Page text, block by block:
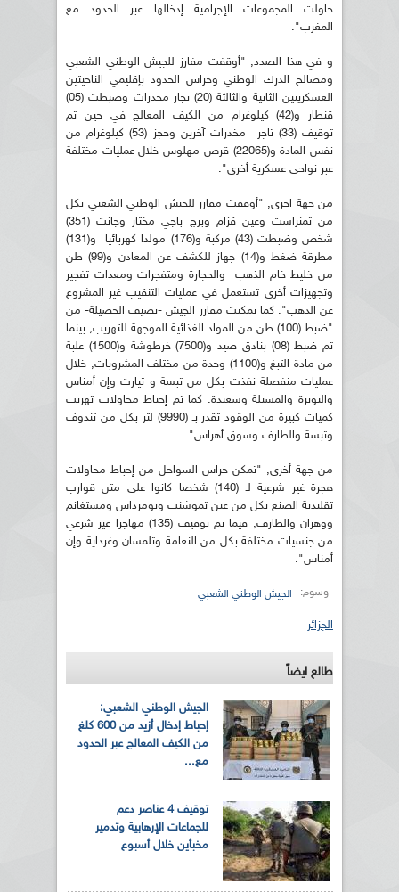
حاولت المجموعات الإجرامية إدخالها عبر الحدود مع
المغرب".
و في هذا الصدد, "أوقفت مفارز للجيش الوطني الشعبي
ومصالح الدرك الوطني وحراس الحدود بإقليمي الناحيتين
العسكريتين الثانية والثالثة (20) تجار مخدرات وضبطت (05)
قنطار و(42) كيلوغرام من الكيف المعالج في حين تم
توقيف (33) تاجر مخدرات آخرين وحجز (53) كيلوغرام من
نفس المادة و(22065) قرص مهلوس خلال عمليات مختلفة
عبر نواحي عسكرية أخرى".
من جهة اخرى, "أوقفت مفارز للجيش الوطني الشعبي بكل
من تمنراست وعين قزام وبرج باجي مختار وجانت (351)
شخص وضبطت (43) مركبة و(176) مولدا كهربائيا و(131)
مطرقة ضغط و(14) جهاز للكشف عن المعادن و(99) طن
من خليط خام الذهب والحجارة ومتفجرات ومعدات تفجير
وتجهيزات أخرى تستعمل في عمليات التنقيب غير المشروع
عن الذهب". كما تمكنت مفارز الجيش -تضيف الحصيلة- من
"ضبط (100) طن من المواد الغذائية الموجهة للتهريب, بينما
تم ضبط (08) بنادق صيد و(7500) خرطوشة و(1500) علبة
من مادة التبغ و(1100) وحدة من مختلف المشروبات, خلال
عمليات منفصلة نفذت بكل من تبسة و تيارت وإن أمناس
والبويرة والمسيلة وسعيدة. كما تم إحباط محاولات تهريب
كميات كبيرة من الوقود تقدر بـ (9990) لتر بكل من تندوف
وتبسة والطارف وسوق أهراس".
من جهة أخرى, "تمكن حراس السواحل من إحباط محاولات
هجرة غير شرعية لـ (140) شخصا كانوا على متن قوارب
تقليدية الصنع بكل من عين تموشنت وبومرداس ومستغانم
ووهران والطارف, فيما تم توقيف (135) مهاجرا غير شرعي
من جنسيات مختلفة بكل من النعامة وتلمسان وغرداية وإن
أمناس".
وسوم: الجيش الوطني الشعبي
الجزائر
طالع ايضاً
الجيش الوطني الشعبي:
إحباط إدخال أزيد من 600 كلغ
من الكيف المعالج عبر الحدود
مع...
توقيف 4 عناصر دعم
للجماعات الإرهابية وتدمير
مخبأين خلال أسبوع